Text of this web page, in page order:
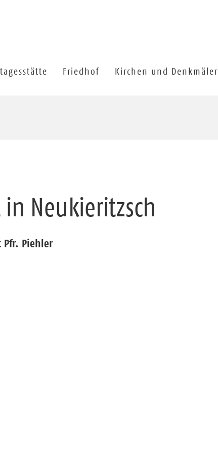
Friedhof Kirchen und Denkmäler
Neukieritzsch
Pfr. Piehler